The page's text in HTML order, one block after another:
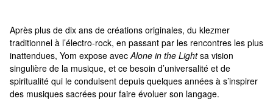
Après plus de dix ans de créations originales, du klezmer
traditionnel à l’électro-rock, en passant par les rencontres les plus
inattendues, Yom expose avecAlone in the Lightsa vision
singulière de la musique, et ce besoin d’universalité et de
spiritualité qui le conduisent depuis quelques années à s’inspirer
des musiques sacrées pour faire évoluer son langage.